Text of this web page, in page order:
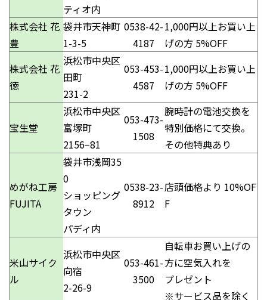
ティオ内
株式会社 花
豊
袋井市天神町
1-3-5
0538-42-
4187
1,000円以上お買い上
げの方 5%OFF
株式会社 花
徳
浜松市中央区
田町
231-2
053-453-
4587
1,000円以上お買い上
げの方 5%OFF
宝生堂
浜松市中央区
富塚町
2156−81
053-473-
1508
腕時計の電池交換を
特別価格にて交換。
その他特典あり
めがね工房
FUJITA
袋井市浅岡35
0
ショッピング
タウン
パディ内
0538-23-
8912
店頭価格より 10%OF
F
米山サイク
ル
浜松市中央区
向宿
2-26-9
053-461-
3500
自転車お買い上げの
方に空気入れを
プレゼント
※サービス品を除く